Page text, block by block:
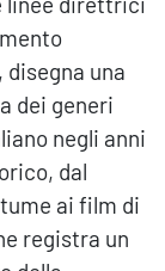
disegna una
dei generi
negli anni
dal
ai film di
registra un